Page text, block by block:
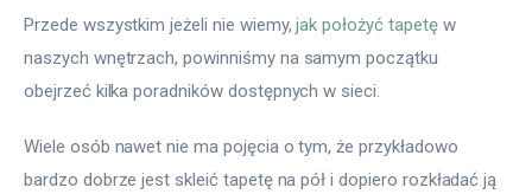
Przede wszystkim jeżeli nie wiemy, jak położyć tapetę w
naszych wnętrzach, powinniśmy na samym początku
obejrzeć kilka poradników dostępnych w sieci.
Wiele osób nawet nie ma pojęcia o tym, że przykładowo
bardzo dobrze jest skleić tapetę na pół i dopiero rozkładać ją